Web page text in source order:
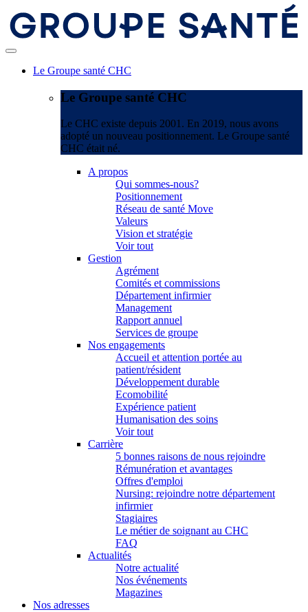
Le Groupe santé CHC
Le Groupe santé CHC
Le CHC existe depuis 2001. En 2019, nous avons
adopté un nouveau positionnement. Le Groupe santé
CHC était né.
A propos
Qui sommes-nous?
Positionnement
Réseau de santé Move
Valeurs
Vision et stratégie
Voir tout
Gestion
Agrément
Comités et commissions
Département infirmier
Management
Rapport annuel
Services de groupe
Nos engagements
Accueil et attention portée au
patient/résident
Développement durable
Ecomobilité
Expérience patient
Humanisation des soins
Voir tout
Carrière
5 bonnes raisons de nous rejoindre
Rémunération et avantages
Offres d'emploi
Nursing: rejoindre notre département
infirmier
Stagiaires
Le métier de soignant au CHC
FAQ
Actualités
Notre actualité
Nos événements
Magazines
Nos adresses